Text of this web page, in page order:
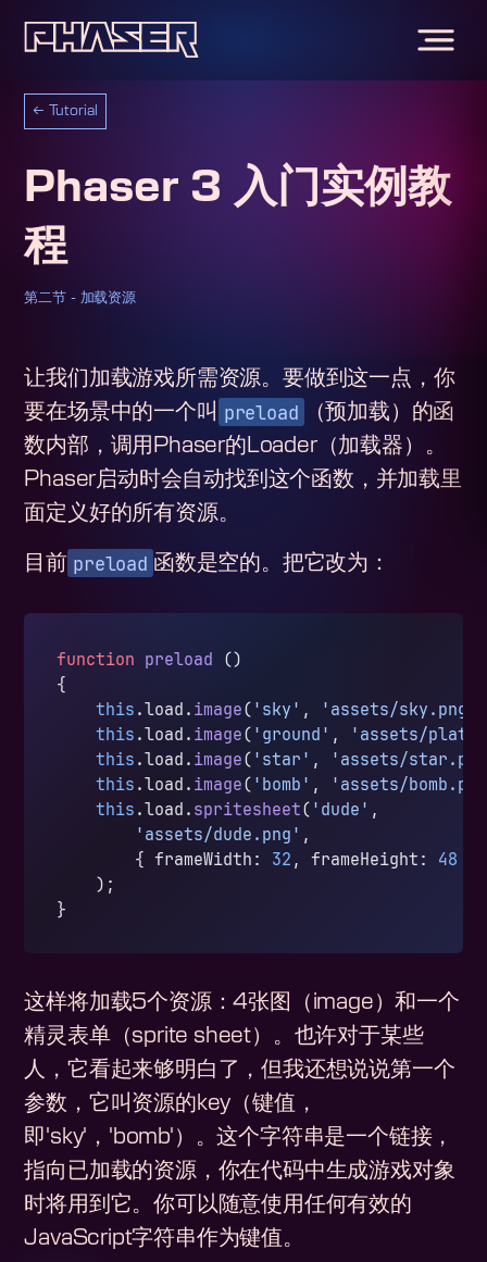
← Tutorial
Phaser 3 入门实例教
程
第二节 - 加载资源
让我们加载游戏所需资源。要做到这一点，你
要在场景中的一个叫 preload
（预加载）的函
数内部，调用Phaser的Loader（加载器）。
Phaser启动时会自动找到这个函数，并加载里
面定义好的所有资源。
目前 preload 函数是空的。把它改为：
function preload ()
{
    this
.load. image( 'sky' , 'assets/sky.png'
    this
.load. image( 'ground' ,
'assets/
    this
.load. image( 'star' ,
'assets/
    this
.load. image( 'bomb' ,
'assets/
    this
.load. spritesheet( 'dude' ,
        'assets/dude.png'
,
        { frameWidth:
32 , frameHeight: 48
    );
}
这样将加载5个资源：4张图（image）和一个
精灵表单（sprite sheet）。也许对于某些
人，它看起来够明白了，但我还想说说第一个
参数，它叫资源的key（键值，
即'sky'，'bomb'）。这个字符串是一个链接，
指向已加载的资源，你在代码中生成游戏对象
时将用到它。你可以随意使用任何有效的
JavaScript字符串作为键值。